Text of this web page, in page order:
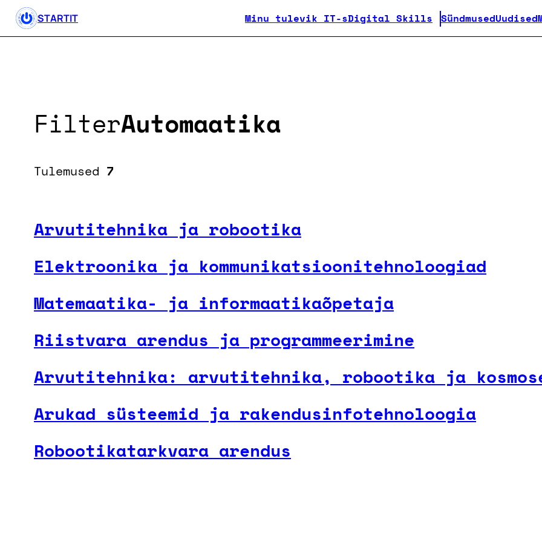
STARTIT Minu tulevik IT-sDigital Skills SündmusedUudised
FilterAutomaatika
Tulemused 7
Arvutitehnika ja robootika
Elektroonika ja kommunikatsiooni­tehnoloogiad
Matemaatika- ja informaatikaõpetaja
Riistvara arendus ja programmeerimine
Arvutitehnika: arvutitehnika, robootika ja
Arukad süsteemid ja rakendusinfotehnoloogia
Robootikatarkvara arendus